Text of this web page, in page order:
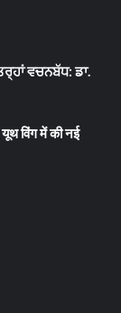
ਵਚਨਬੱਧ: ਡਾ.
विंग में की नई